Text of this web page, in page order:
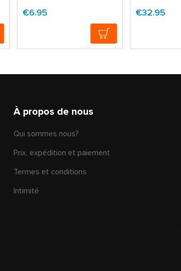
€6.95 €32.95
À propos de nous
Qui sommes nous?
Prix, expédition et paiement
Termes et conditions
Intimité